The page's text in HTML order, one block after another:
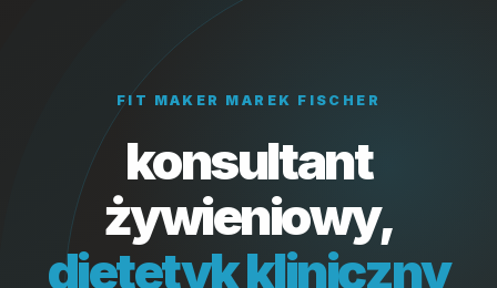
FIT MAKER MAREK FISCHER
konsultant
żywieniowy,
dietetyk kliniczny